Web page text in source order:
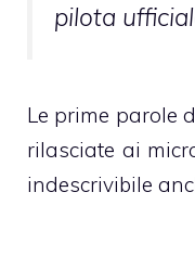
pilota
Le prime parole
rilasciate ai
indescrivibile